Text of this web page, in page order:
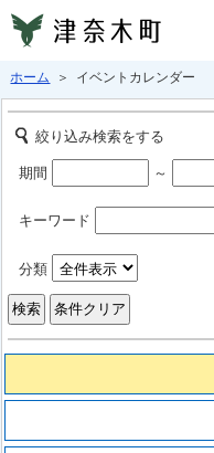
ホーム ＞ イベントカレンダー
絞り込み検索をする
期間 ～
キーワード
分類